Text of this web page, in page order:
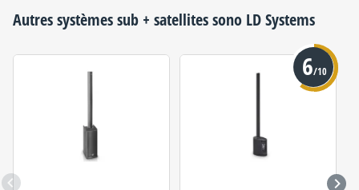
Autres systèmes sub + satellites sono LD Systems
6/10